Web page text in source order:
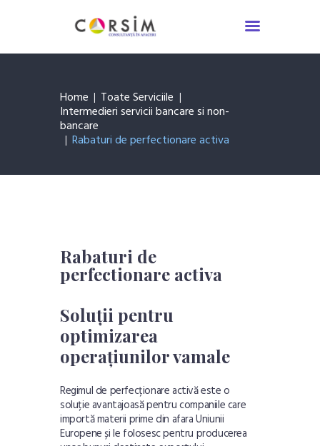
Home Toate Serviciile
Intermedieri servicii bancare si non-
bancare
Rabaturi de perfectionare activa
Servicii Consultanță
De știut
Contact
Rabaturi de
perfectionare activa
Soluții pentru
optimizarea
operațiunilor vamale
Regimul de perfecționare activă este o
soluție avantajoasă pentru companiile care
importă materii prime din afara Uniunii
Europene și le folosesc pentru producerea